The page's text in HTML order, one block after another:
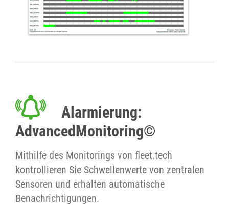
Alarmierung:
AdvancedMonitoring©
Mithilfe des Monitorings von fleet.tech
kontrollieren Sie Schwellenwerte von zentralen
Sensoren und erhalten automatische
Benachrichtigungen.